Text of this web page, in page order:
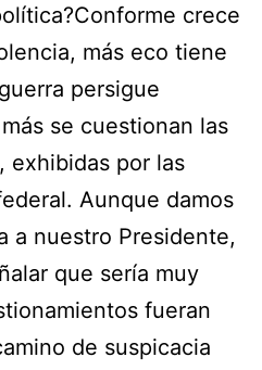
crece
más eco tiene
persigue
se cuestionan las
exhibidas por las
Aunque damos
a nuestro Presidente,
que sería muy
fueran
de suspicacia